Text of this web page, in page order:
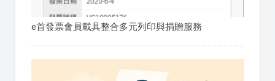
e首發票會員載具整合多元列印與捐贈服務